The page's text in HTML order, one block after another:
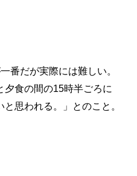
番だが実際には難しい。
夕食の間の15時半ごろに
思われる。」とのこと。